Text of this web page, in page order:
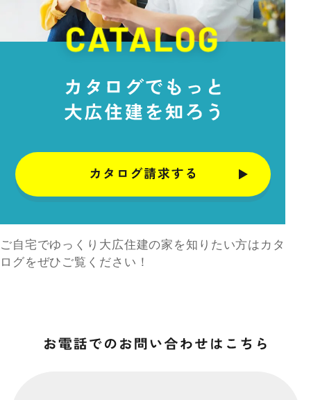
ご自宅でゆっくり大広住建の家を知りたい方はカタ
ログをぜひご覧ください！